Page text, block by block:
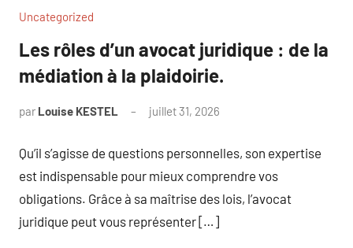
Uncategorized
Les rôles d’un avocat juridique : de la
médiation à la plaidoirie.
par Louise KESTEL juillet 31, 2026
Qu’il s’agisse de questions personnelles, son expertise
est indispensable pour mieux comprendre vos
obligations. Grâce à sa maîtrise des lois, l’avocat
juridique peut vous représenter […]